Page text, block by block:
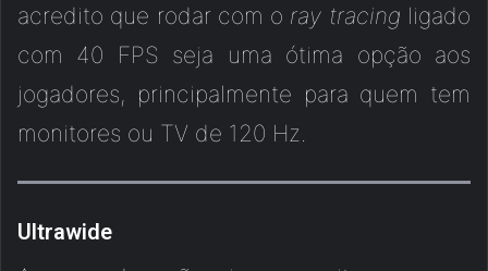
acredito que rodar com o ray tracing ligado
com 40 FPS seja uma ótima opção aos
jogadores, principalmente para quem tem
monitores ou TV de 120 Hz.
Ultrawide